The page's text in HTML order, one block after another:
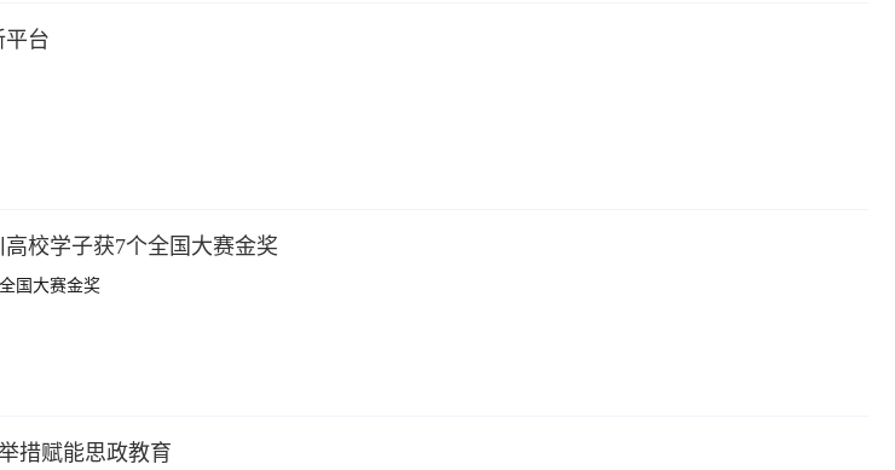
平台
校学子获7个全国大赛金奖
国大赛金奖
措赋能思政教育